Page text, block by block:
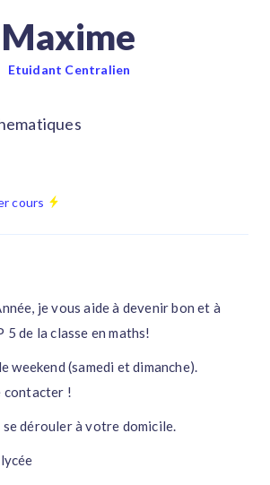
Maxime
Etuidant Centralien
cours
je vous aide à devenir bon et à
5 de la classe en maths!
weekend (samedi et dimanche).
contacter !
se dérouler à votre domicile.